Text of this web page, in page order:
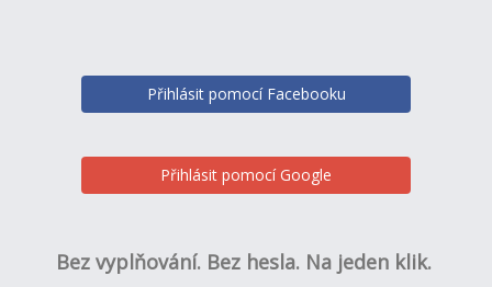
Přihlásit pomocí Facebooku
Přihlásit pomocí Google
Bez vyplňování. Bez hesla. Na jeden klik.